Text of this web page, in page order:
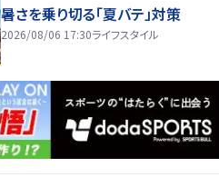
暑さを乗り切る「夏バテ」対策
2026/08/06 17:30ライフスタイル